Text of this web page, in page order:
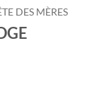
DES MÈRES